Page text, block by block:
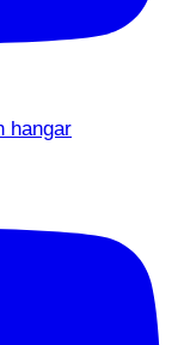
hangar